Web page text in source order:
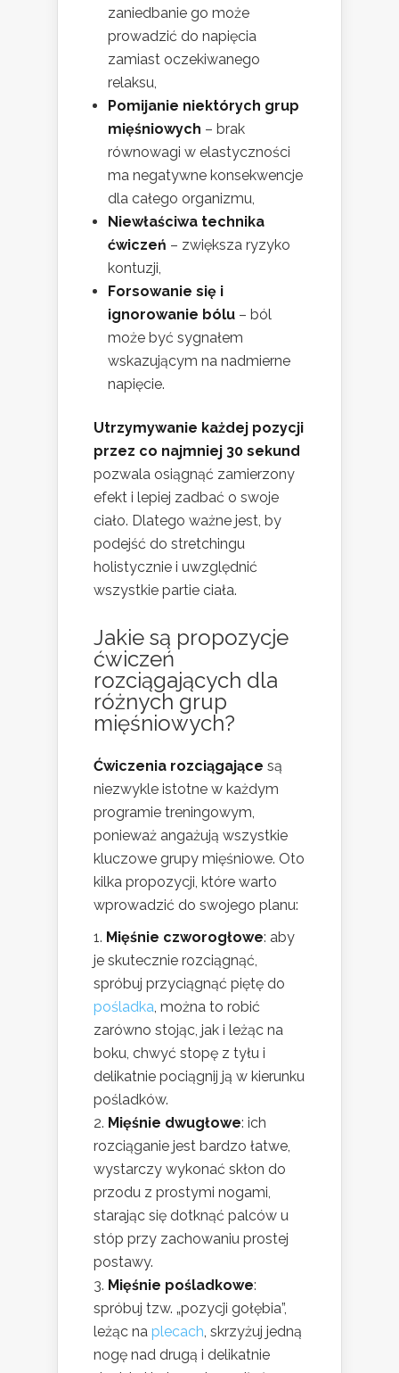
zaniedbanie go może
prowadzić do napięcia
zamiast oczekiwanego
relaksu,
Pomijanie niektórych grup
mięśniowych – brak
równowagi w elastyczności
ma negatywne konsekwencje
dla całego organizmu,
Niewłaściwa technika
ćwiczeń – zwiększa ryzyko
kontuzji,
Forsowanie się i
ignorowanie bólu – ból
może być sygnałem
wskazującym na nadmierne
napięcie.
Utrzymywanie każdej pozycji
przez co najmniej 30 sekund
pozwala osiągnąć zamierzony
efekt i lepiej zadbać o swoje
ciało. Dlatego ważne jest, by
podejść do stretchingu
holistycznie i uwzględnić
wszystkie partie ciała.
Jakie są propozycje
ćwiczeń
rozciągających dla
różnych grup
mięśniowych?
Ćwiczenia rozciągające są
niezwykle istotne w każdym
programie treningowym,
ponieważ angażują wszystkie
kluczowe grupy mięśniowe. Oto
kilka propozycji, które warto
wprowadzić do swojego planu:
Mięśnie czworogłowe: aby
je skutecznie rozciągnąć,
spróbuj przyciągnąć piętę do
pośladka , można to robić
zarówno stojąc, jak i leżąc na
boku, chwyć stopę z tyłu i
delikatnie pociągnij ją w kierunku
pośladków.
Mięśnie dwugłowe: ich
rozciąganie jest bardzo łatwe,
wystarczy wykonać skłon do
przodu z prostymi nogami,
starając się dotknąć palców u
stóp przy zachowaniu prostej
postawy.
Mięśnie pośladkowe:
spróbuj tzw. „pozycji gołębia”,
leżąc na plecach , skrzyżuj jedną
nogę nad drugą i delikatnie